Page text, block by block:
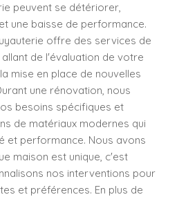
peuvent se détériorer,
une baisse de performance.
offre des services de
de l'évaluation de votre
mise en place de nouvelles
une rénovation, nous
besoins spécifiques et
de matériaux modernes qui
et performance. Nous avons
maison est unique, c'est
nos interventions pour
et préférences. En plus de